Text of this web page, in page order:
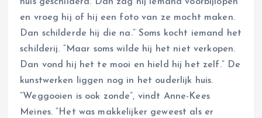
en vroeg hij of hij een foto van ze mocht maken.
Dan schilderde hij die na.” Soms kocht iemand het
schilderij. “Maar soms wilde hij het niet verkopen.
Dan vond hij het te mooi en hield hij het zelf.” De
kunstwerken liggen nog in het ouderlijk huis.
“Weggooien is ook zonde”, vindt Anne-Kees
Meines. “Het was makkelijker geweest als er